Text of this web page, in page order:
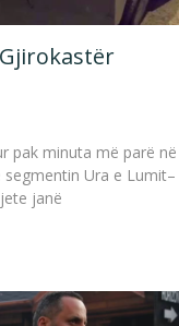
pak minuta më parë në
Ura e Lumit–
janë